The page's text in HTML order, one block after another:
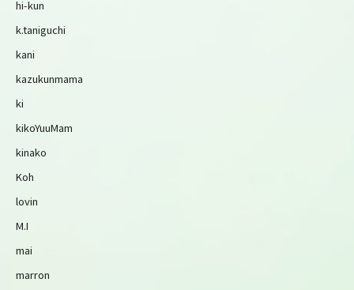
hi-kun
k.taniguchi
kani
kazukunmama
ki
kikoYuuMam
kinako
Koh
lovin
M.I
mai
marron